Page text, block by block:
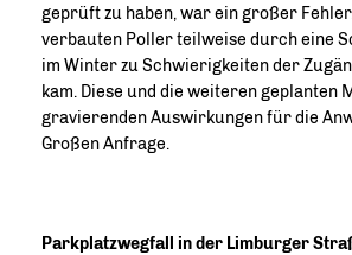
geprüft zu haben, war ein großer
verbauten Poller teilweise durch eine
im Winter zu Schwierigkeiten der
kam. Diese und die weiteren geplanten
gravierenden Auswirkungen für die
Großen Anfrage.
Parkplatzwegfall in der Limburger